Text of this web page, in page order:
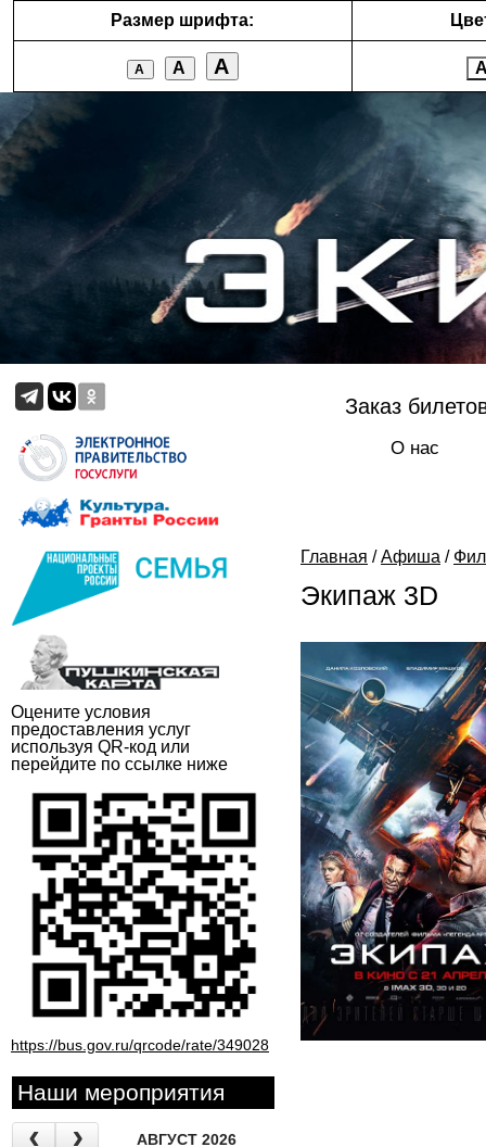
Размер шрифта:
А А А
Оцените условия
предоставления услуг
используя QR-код или
перейдите по ссылке ниже
https://bus.gov.ru/qrcode/rate/349028
Наши мероприятия
АВГУСТ 2026
Заказ
О нас
Главная / Афиша /
Экипаж 3D